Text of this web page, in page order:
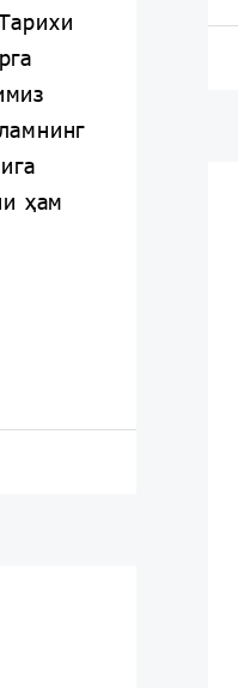
ҳам